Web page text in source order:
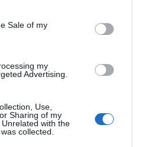
Sale of my
my
Advertising.
Use,
Sharing of my
with the
collected.